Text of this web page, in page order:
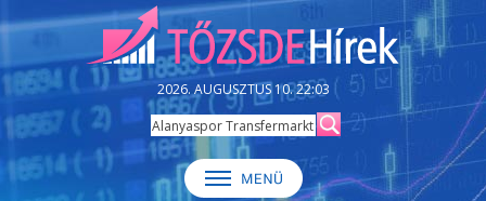
2026. AUGUSZTUS 10. 22:03